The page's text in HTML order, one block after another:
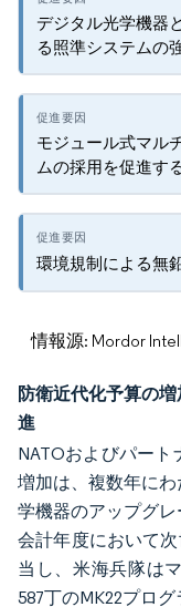
デジタル光学機器
る照準システムの
モジュール式マル
ムの採用を促進す
環境規制による無
情報源: Mordor
防衛近代化予算の
進
NATOおよびパー
増加は、複数年に
学機器のアップグ
会計年度において
当し、米海兵隊は
587丁のMK22プロ